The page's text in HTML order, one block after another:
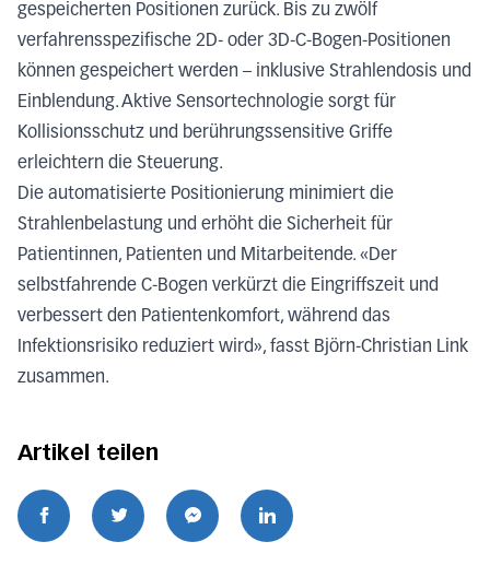
gespeicherten Positionen zurück. Bis zu zwölf
verfahrensspezifische 2D- oder 3D-C-Bogen-Positionen
können gespeichert werden – inklusive Strahlendosis und
Einblendung. Aktive Sensortechnologie sorgt für
Kollisionsschutz und berührungssensitive Griffe
erleichtern die Steuerung.
Die automatisierte Positionierung minimiert die
Strahlenbelastung und erhöht die Sicherheit für
Patientinnen, Patienten und Mitarbeitende. «Der
selbstfahrende C-Bogen verkürzt die Eingriffszeit und
verbessert den Patientenkomfort, während das
Infektionsrisiko reduziert wird», fasst Björn-Christian Link
zusammen.
Artikel teilen